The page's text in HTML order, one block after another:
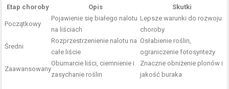
Etap choroby Opis Skutki
Początkowy
Pojawienie się białego nalotu
na liściach
Lepsze warunki do rozwoju
choroby
Średni
Rozprzestrzenienie nalotu na
całe liście
Osłabienie roślin,
ograniczenie fotosyntezy
Zaawansowany
Obumarcie liści, ciemnienie i
zasychanie roślin
Znaczne obniżenie plonów i
jakość buraka